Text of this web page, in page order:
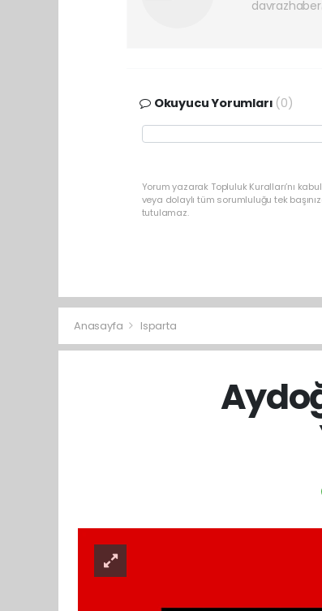
Okuyucu Yorumları (0)
Yorum yazarak Topluluk Kuralları’nı
veya dolaylı tüm sorumluluğu tek
tutulamaz.
Anasayfa Isparta